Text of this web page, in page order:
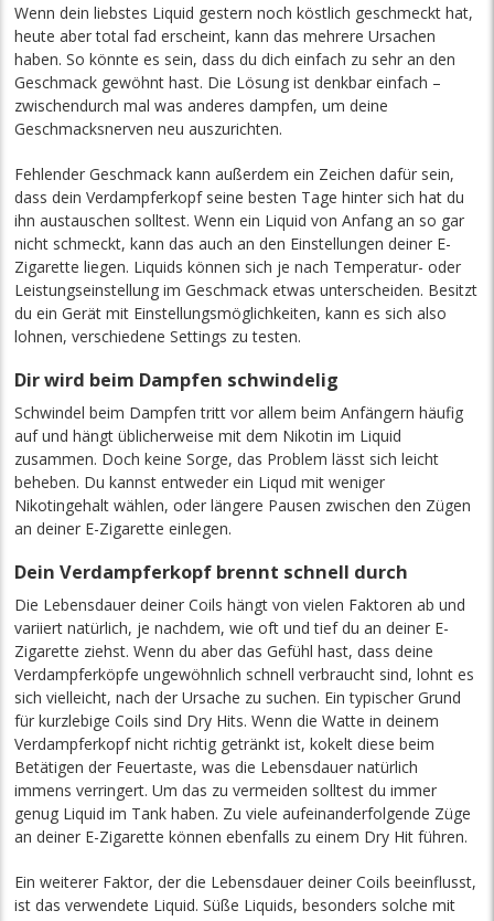
Wenn dein liebstes Liquid gestern noch köstlich geschmeckt hat,
heute aber total fad erscheint, kann das mehrere Ursachen
haben. So könnte es sein, dass du dich einfach zu sehr an den
Geschmack gewöhnt hast. Die Lösung ist denkbar einfach –
zwischendurch mal was anderes dampfen, um deine
Geschmacksnerven neu auszurichten.
Fehlender Geschmack kann außerdem ein Zeichen dafür sein,
dass dein Verdampferkopf seine besten Tage hinter sich hat du
ihn austauschen solltest. Wenn ein Liquid von Anfang an so gar
nicht schmeckt, kann das auch an den Einstellungen deiner E-
Zigarette liegen. Liquids können sich je nach Temperatur- oder
Leistungseinstellung im Geschmack etwas unterscheiden. Besitzt
du ein Gerät mit Einstellungsmöglichkeiten, kann es sich also
lohnen, verschiedene Settings zu testen.
Dir wird beim Dampfen schwindelig
Schwindel beim Dampfen tritt vor allem beim Anfängern häufig
auf und hängt üblicherweise mit dem Nikotin im Liquid
zusammen. Doch keine Sorge, das Problem lässt sich leicht
beheben. Du kannst entweder ein Liqud mit weniger
Nikotingehalt wählen, oder längere Pausen zwischen den Zügen
an deiner E-Zigarette einlegen.
Dein Verdampferkopf brennt schnell durch
Die Lebensdauer deiner Coils hängt von vielen Faktoren ab und
variiert natürlich, je nachdem, wie oft und tief du an deiner E-
Zigarette ziehst. Wenn du aber das Gefühl hast, dass deine
Verdampferköpfe ungewöhnlich schnell verbraucht sind, lohnt es
sich vielleicht, nach der Ursache zu suchen. Ein typischer Grund
für kurzlebige Coils sind Dry Hits. Wenn die Watte in deinem
Verdampferkopf nicht richtig getränkt ist, kokelt diese beim
Betätigen der Feuertaste, was die Lebensdauer natürlich
immens verringert. Um das zu vermeiden solltest du immer
genug Liquid im Tank haben. Zu viele aufeinanderfolgende Züge
an deiner E-Zigarette können ebenfalls zu einem Dry Hit führen.
Ein weiterer Faktor, der die Lebensdauer deiner Coils beeinflusst,
ist das verwendete Liquid. Süße Liquids, besonders solche mit